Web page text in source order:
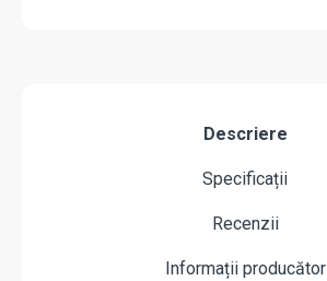
Descriere
Specificații
Recenzii
Informații producător